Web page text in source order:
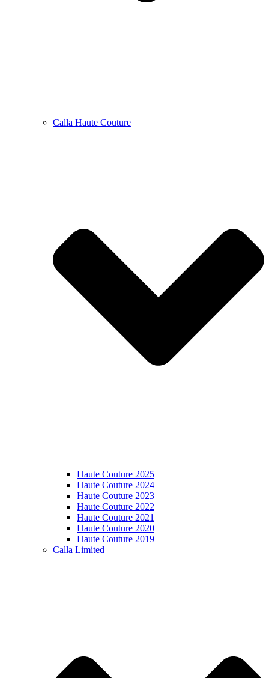
Calla Haute Couture
Haute Couture 2025
Haute Couture 2024
Haute Couture 2023
Haute Couture 2022
Haute Couture 2021
Haute Couture 2020
Haute Couture 2019
Calla Limited